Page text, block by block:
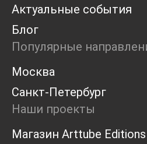
Актуальные события
Блог
Популярные
Москва
Санкт-Петербург
Наши проекты
Магазин Arttube Editions